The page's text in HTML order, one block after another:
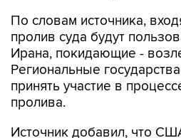
По словам источника,
пролив суда будут
Ирана, покидающие -
Региональные
принять участие в
пролива.
Источник добавил, что